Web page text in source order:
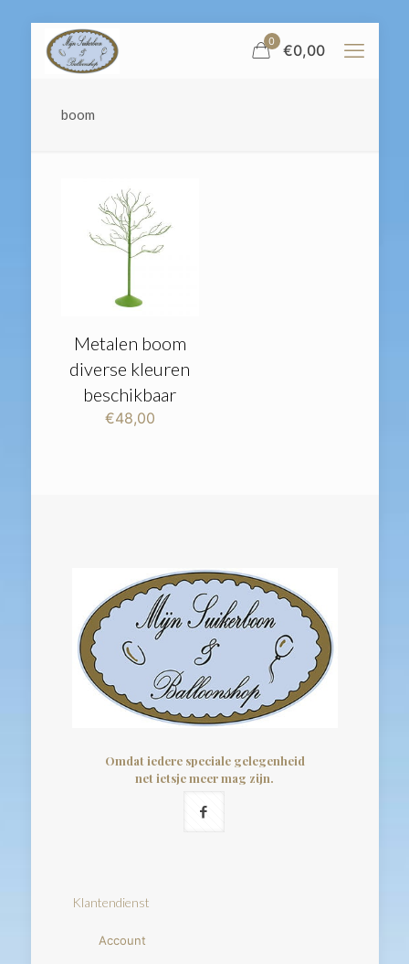
0 €0,00
boom
Metalen boom
diverse kleuren
beschikbaar
€48,00
Omdat iedere speciale gelegenheid
net ietsje meer mag zijn.
Klantendienst
Account